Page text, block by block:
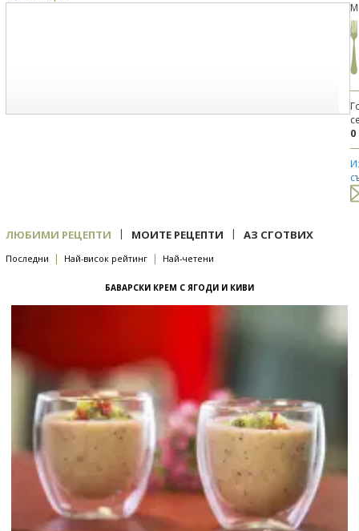
0
ЛЮБИМИ РЕЦЕПТИ | МОИТЕ РЕЦЕПТИ | АЗ СГОТВИХ
Последни | Най-висок рейтинг | Най-четени
БАВАРСКИ КРЕМ С ЯГОДИ И КИВИ